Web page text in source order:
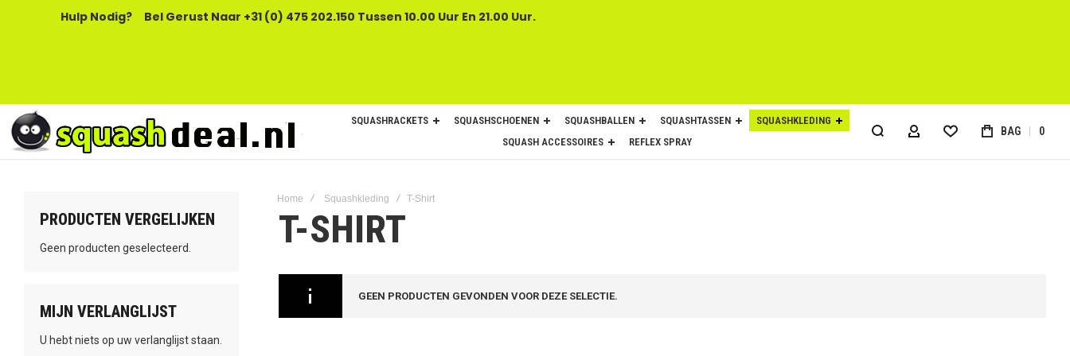
Hulp Nodig? Bel Gerust Naar +31 (0) 475 202.150 Tussen 10.00 Uur En 21.00 Uur.
SQUASHRACKETS SQUASHSCHOENEN SQUASHBALLEN SQUASHTASSEN
SQUASHKLEDING
SQUASH ACCESSOIRES
REFLEX SPRAY ACCOUNT BAG 0
Home Squashkleding T-Shirt
T-SHIRT
GEEN PRODUCTEN GEVONDEN VOOR DEZE SELECTIE.
PRODUCTEN VERGELIJKEN
Geen producten geselecteerd.
MIJN VERLANGLIJST
U hebt niets op uw verlanglijst staan.